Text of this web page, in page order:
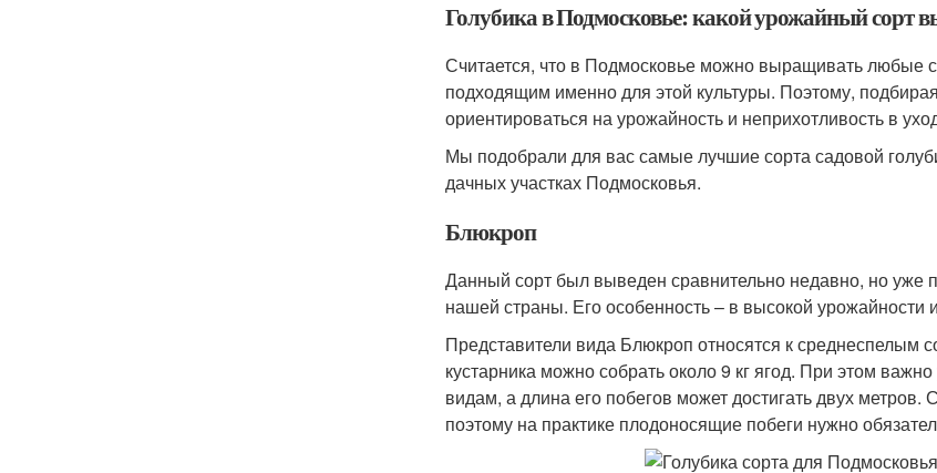
Голубика в Подмосковье: какой урожайный сорт
Считается, что в Подмосковье можно выращивать любые
подходящим именно для этой культуры. Поэтому,
ориентироваться на урожайность и неприхотливость в
Мы подобрали для вас самые лучшие сорта садовой
дачных участках Подмосковья.
Блюкроп
Данный сорт был выведен сравнительно недавно, но уже
нашей страны. Его особенность – в высокой урожайности
Представители вида Блюкроп относятся к среднеспелым
кустарника можно собрать около 9 кг ягод. При этом
видам, а длина его побегов может достигать двух метров.
поэтому на практике плодоносящие побеги нужно